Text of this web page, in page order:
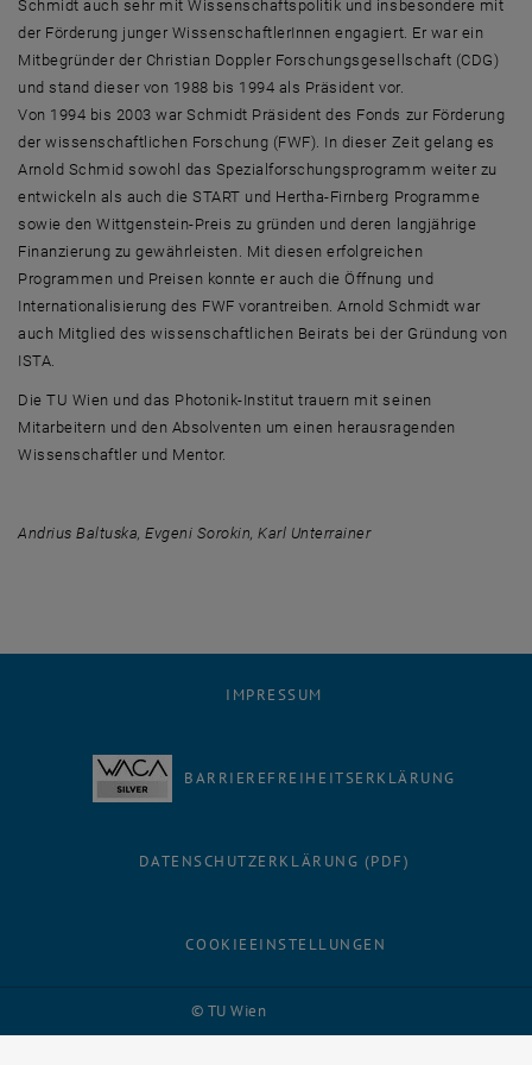
Schmidt auch sehr mit Wissenschaftspolitik und insbesondere mit
der Förderung junger WissenschaftlerInnen engagiert. Er war ein
Mitbegründer der Christian Doppler Forschungsgesellschaft (CDG)
und stand dieser von 1988 bis 1994 als Präsident vor.
Von 1994 bis 2003 war Schmidt Präsident des Fonds zur Förderung
der wissenschaftlichen Forschung (FWF). In dieser Zeit gelang es
Arnold Schmid sowohl das Spezialforschungsprogramm weiter zu
entwickeln als auch die START und Hertha-Firnberg Programme
sowie den Wittgenstein-Preis zu gründen und deren langjährige
Finanzierung zu gewährleisten. Mit diesen erfolgreichen
Programmen und Preisen konnte er auch die Öffnung und
Internationalisierung des FWF vorantreiben. Arnold Schmidt war
auch Mitglied des wissenschaftlichen Beirats bei der Gründung von
ISTA.
Die TU Wien und das Photonik-Institut trauern mit seinen
Mitarbeitern und den Absolventen um einen herausragenden
Wissenschaftler und Mentor.
Andrius Baltuska, Evgeni Sorokin, Karl Unterrainer
© TU Wien
IMPRESSUM
BARRIEREFREIHEITSERKLÄRUNG
DATENSCHUTZERKLÄRUNG (PDF)
COOKIEEINSTELLUNGEN